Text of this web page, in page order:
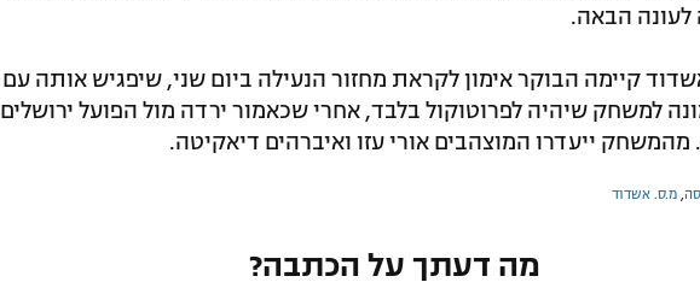
לעונה הבאה.
קיימה הבוקר אימון לקראת מחזור הנעילה ביום שני, שיפגיש אותה עם
למשחק שיהיה לפרוטוקול בלבד, אחרי שכאמור ירדה מול הפועל ירושלים
מהמשחק ייעדרו המוצהבים אורי עזו ואיברהים דיאקיטה.
מ.ס. אשדוד
מה דעתך על הכתבה?